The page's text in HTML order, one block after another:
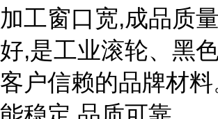
加工窗口宽,成品质
好,是工业滚轮、黑
客户信赖的品牌材